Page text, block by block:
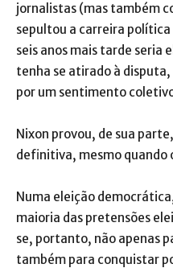
jornalistas (mas também
sepultou a carreira política
seis anos mais tarde seria
tenha se atirado à
por um sentimento
Nixon provou, de sua
definitiva, mesmo quando
Numa eleição
maioria das pretensões
se, portanto, não apenas
também para conquistar